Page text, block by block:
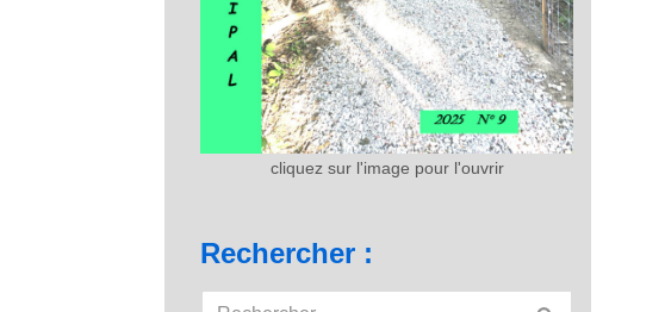
cliquez sur l'image pour l'ouvrir
Rechercher :